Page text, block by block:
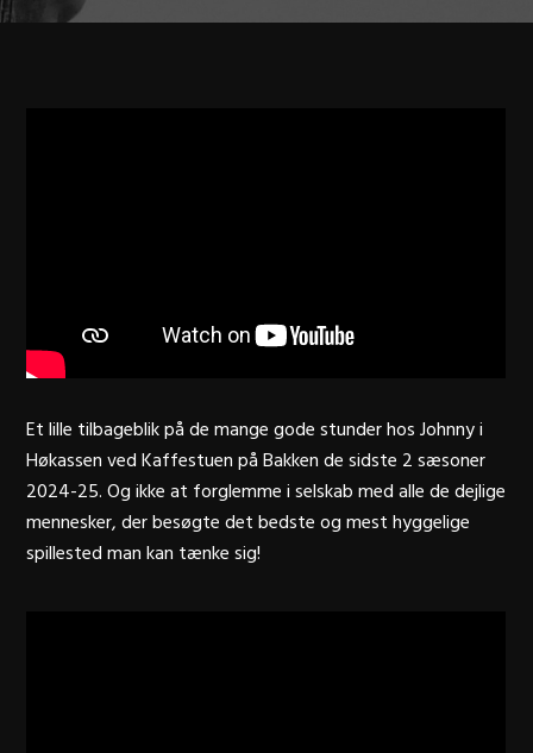
Et lille tilbageblik på de mange gode stunder hos Johnny i
Høkassen ved Kaffestuen på Bakken de sidste 2 sæsoner
2024-25. Og ikke at forglemme i selskab med alle de dejlige
mennesker, der besøgte det bedste og mest hyggelige
spillested man kan tænke sig!